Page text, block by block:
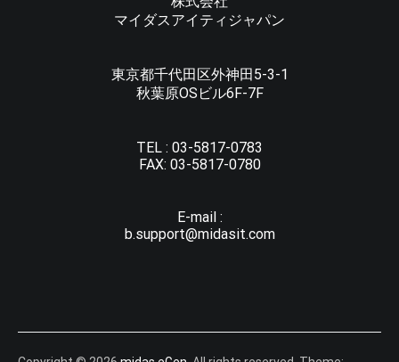
マイダスアイティジャパン
東京都千代田区外神田5-3-1
秋葉原OSビル6F-7F
TEL : 03-5817-0783
FAX: 03-5817-0780
E-mail :
b.support@midasit.com